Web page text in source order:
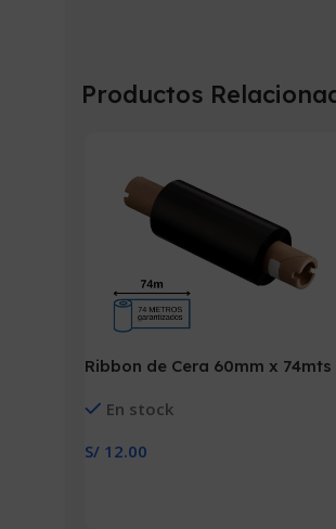
Productos
Ribbon de Cera 60mm x 74mts
En stock
S/ 12.00